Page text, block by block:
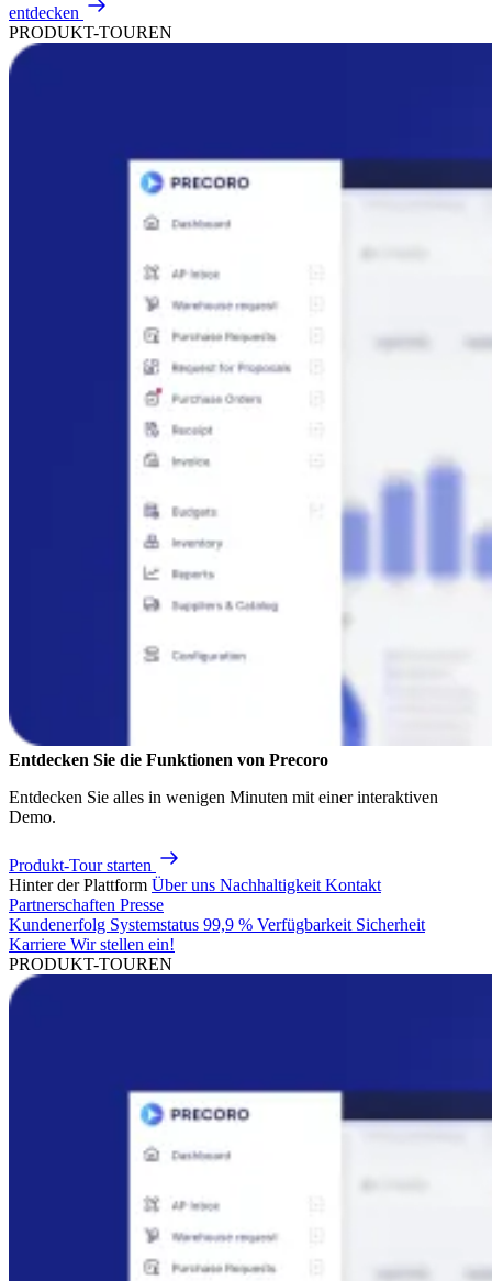
entdecken
PRODUKT-TOUREN
Entdecken Sie die Funktionen von Precoro
Entdecken Sie alles in wenigen Minuten mit einer interaktiven
Demo.
Produkt-Tour starten
Hinter der Plattform Über uns Nachhaltigkeit Kontakt
Partnerschaften Presse
Kundenerfolg Systemstatus 99,9 % Verfügbarkeit Sicherheit
Karriere Wir stellen ein!
PRODUKT-TOUREN